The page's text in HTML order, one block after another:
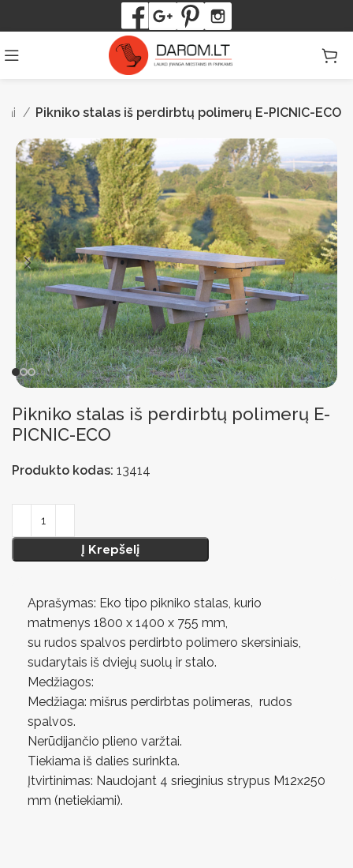
Pikniko stalas iš perdirbtų polimerų E-PICNIC-ECO
Pikniko stalas iš perdirbtų polimerų E-
PICNIC-ECO
Produkto kodas: 13414
Į Krepšelį
Aprašymas: Eko tipo pikniko stalas, kurio
matmenys 1800 x 1400 x 755 mm,
su rudos spalvos perdirbto polimero skersiniais,
sudarytais iš dviejų suolų ir stalo.
Medžiagos:
Medžiaga: mišrus perdirbtas polimeras, rudos
spalvos.
Nerūdijančio plieno varžtai.
Tiekiama iš dalies surinkta.
Įtvirtinimas: Naudojant 4 srieginius strypus M12x250
mm (netiekiami).